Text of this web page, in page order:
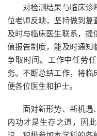
对检测结果与临床诊
位老师反映，坚持做到复
及时与临床医生联系，提
值报告制度，能及时通知
争取时间。工作中任劳
务。不断总结工作，将临
便各位医生和护士。
面对新形势、新机遇
内功才是生存之道，因